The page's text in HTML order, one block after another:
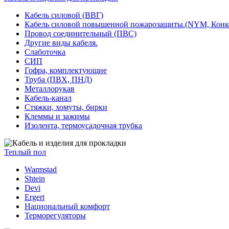
Кабель силовой (ВВГ)
Кабель силовой повышенной пожарозащиты.(NYM,
Провод соединительный (ПВС)
Другие виды кабеля.
Слаботочка
СИП
Гофра, комплектующие
Труба (ПВХ, ПНД)
Металлорукав
Кабель-канал
Стяжки, хомуты, бирки
Клеммы и зажимы
Изолента, термоусадочная трубка
Теплый пол
Warmstad
Shtein
Devi
Ergert
Национальный комфорт
Терморегуляторы